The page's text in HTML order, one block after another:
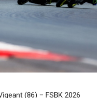
(86) – FSBK 2026